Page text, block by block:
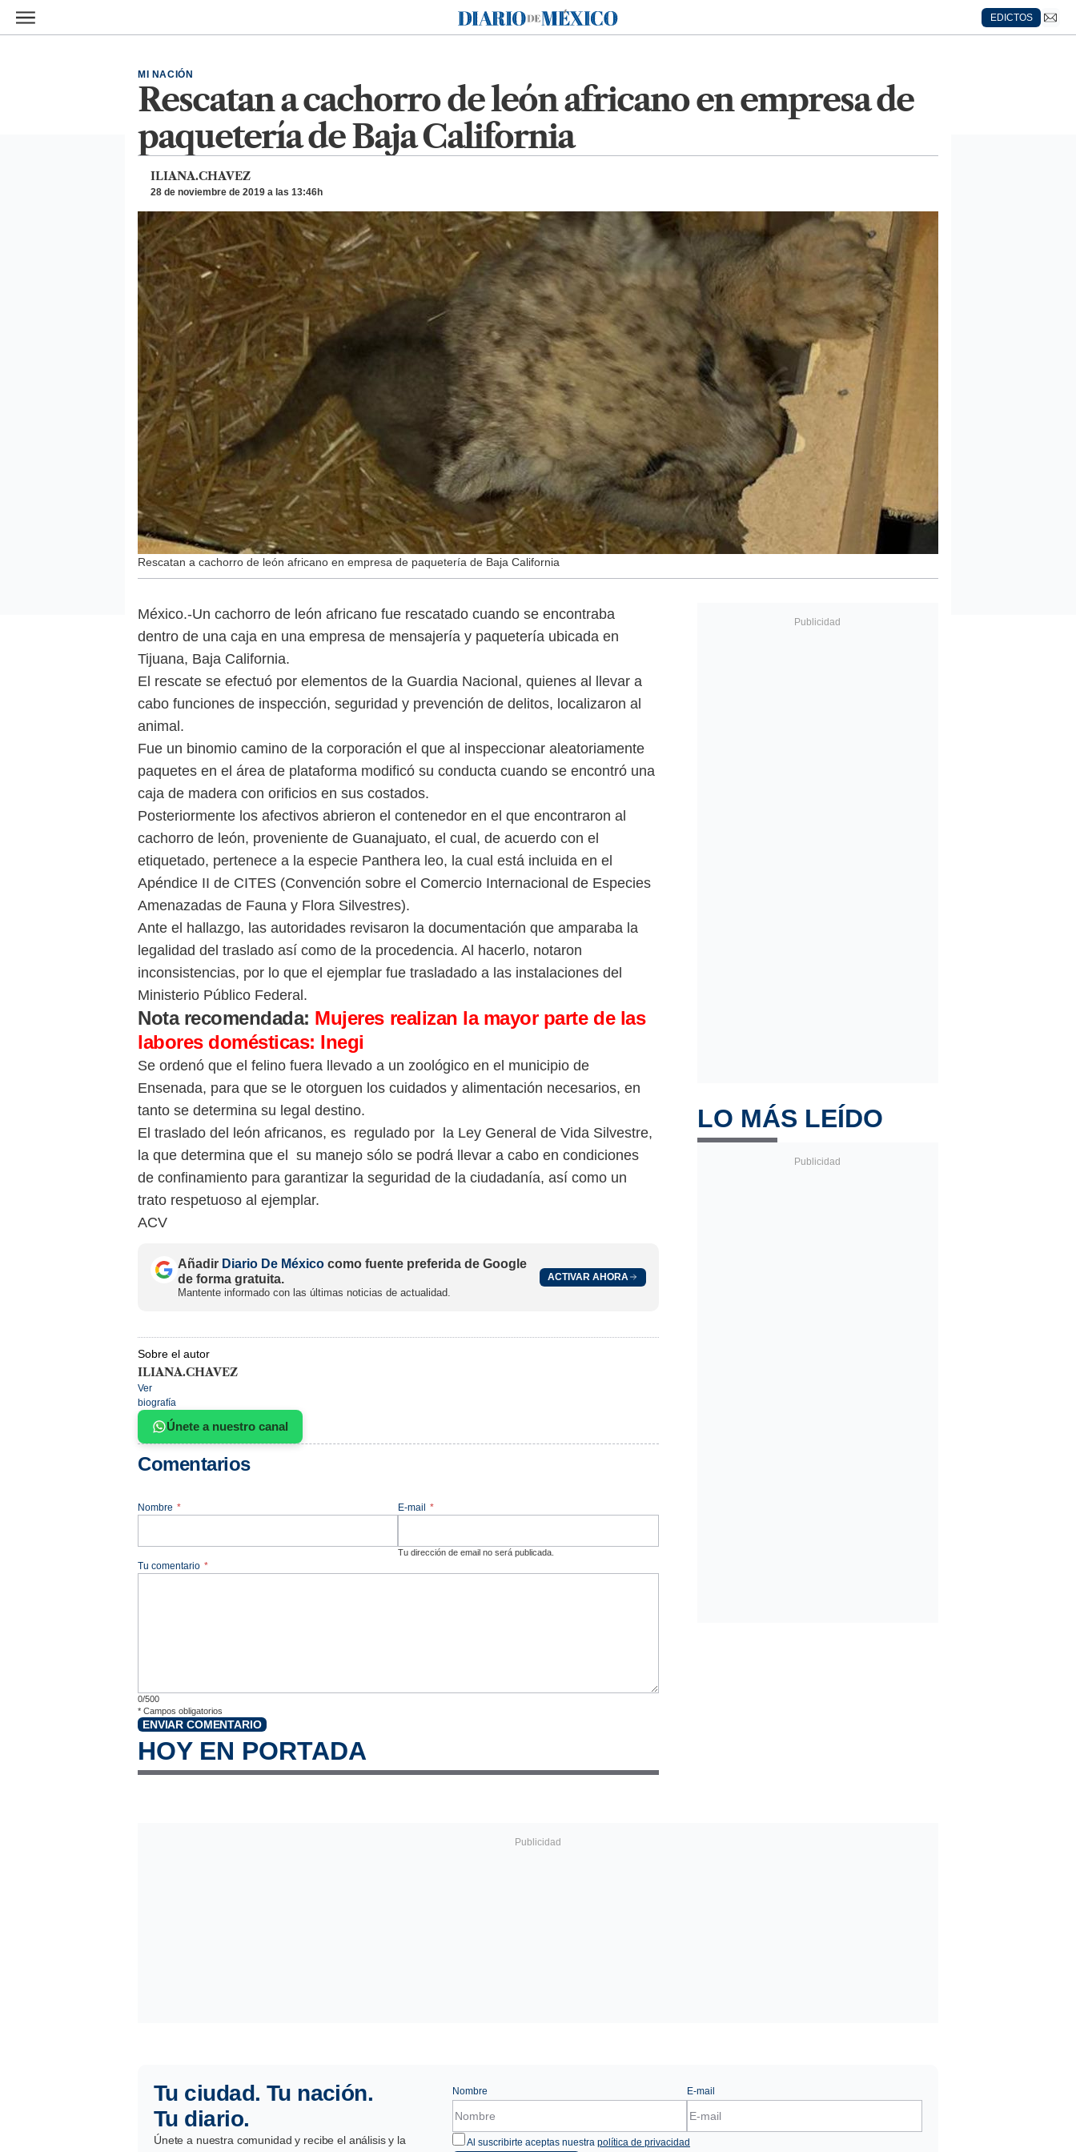
Ir al contenido principal
Diario de México
EDICTOS
Rescatan a cachorro de león africano en empresa de
paquetería de Baja California
MI NACIÓN
ILIANA.CHAVEZ
28 de noviembre de 2019 a las 13:46h
Rescatan a cachorro de león africano en empresa de paquetería de Baja California
México.-Un cachorro de león africano fue rescatado cuando se encontraba
dentro de una caja en una empresa de mensajería y paquetería ubicada en
Tijuana, Baja California.
El rescate se efectuó por elementos de la Guardia Nacional, quienes al llevar a
cabo funciones de inspección, seguridad y prevención de delitos, localizaron al
animal.
Fue un binomio camino de la corporación el que al inspeccionar aleatoriamente
paquetes en el área de plataforma modificó su conducta cuando se encontró una
caja de madera con orificios en sus costados.
Posteriormente los afectivos abrieron el contenedor en el que encontraron al
cachorro de león, proveniente de Guanajuato, el cual, de acuerdo con el
etiquetado, pertenece a la especie Panthera leo, la cual está incluida en el
Apéndice II de CITES (Convención sobre el Comercio Internacional de Especies
Amenazadas de Fauna y Flora Silvestres).
Ante el hallazgo, las autoridades revisaron la documentación que amparaba la
legalidad del traslado así como de la procedencia. Al hacerlo, notaron
inconsistencias, por lo que el ejemplar fue trasladado a las instalaciones del
Ministerio Público Federal.
Nota recomendada: Mujeres realizan la mayor parte de las
labores domésticas: Inegi
Se ordenó que el felino fuera llevado a un zoológico en el municipio de
Ensenada, para que se le otorguen los cuidados y alimentación necesarios, en
tanto se determina su legal destino.
El traslado del león africanos, es regulado por la Ley General de Vida Silvestre,
la que determina que el su manejo sólo se podrá llevar a cabo en condiciones
de confinamiento para garantizar la seguridad de la ciudadanía, así como un
trato respetuoso al ejemplar.
ACV
Añadir Diario De México como fuente preferida de Google
de forma gratuita.
Mantente informado con las últimas noticias de actualidad.
ACTIVAR AHORA
Sobre el autor
ILIANA.CHAVEZ
Ver
biografía
Únete a nuestro canal
Comentarios
Nombre * E-mail *
Tu dirección de email no será publicada.
Tu comentario *
0/500
* Campos obligatorios
ENVIAR COMENTARIO
HOY EN PORTADA
LO MÁS LEÍDO
Tu ciudad. Tu nación.
Tu diario.
Únete a nuestra comunidad y recibe el análisis y la
Nombre E-mail
Al suscribirte aceptas nuestra política de privacidad